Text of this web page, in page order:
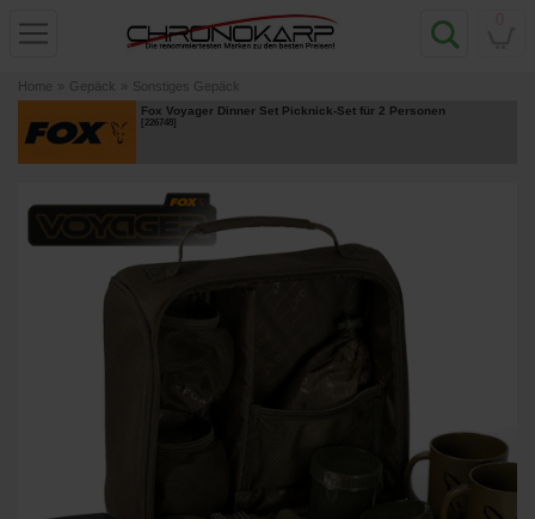
Home » Gepäck » Sonstiges Gepäck
Fox Voyager Dinner Set Picknick-Set für 2 Personen
[226748]